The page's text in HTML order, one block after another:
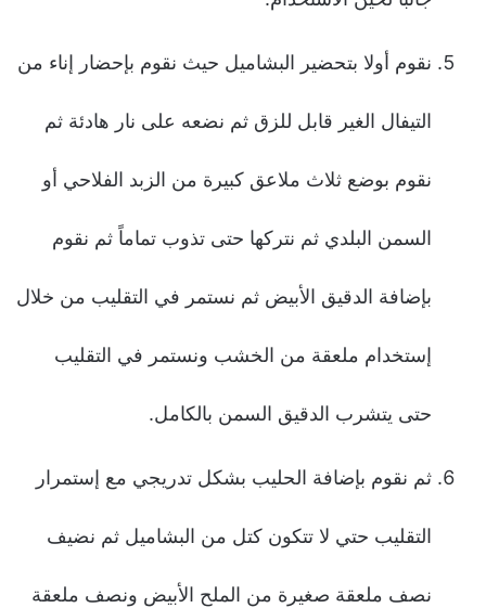
نقوم أولا بتحضير البشاميل حيث نقوم بإحضار إناء من
التيفال الغير قابل للزق ثم نضعه على نار هادئة ثم
نقوم بوضع ثلاث ملاعق كبيرة من الزبد الفلاحي أو
السمن البلدي ثم نتركها حتى تذوب تماماً ثم نقوم
بإضافة الدقيق الأبيض ثم نستمر في التقليب من خلال
إستخدام ملعقة من الخشب ونستمر في التقليب
حتى يتشرب الدقيق السمن بالكامل.
ثم نقوم بإضافة الحليب بشكل تدريجي مع إستمرار
التقليب حتي لا تتكون كتل من البشاميل ثم نضيف
نصف ملعقة صغيرة من الملح الأبيض ونصف ملعقة